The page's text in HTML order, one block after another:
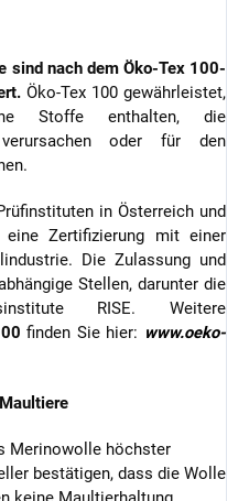
sind nach dem Öko-Tex 100-
Öko-Tex 100 gewährleistet,
Stoffe enthalten, die
oder für den
in Österreich und
Zertifizierung mit einer
Die Zulassung und
Stellen, darunter die
RISE. Weitere
finden Sie hier: www.oeko-
Merinowolle höchster
bestätigen, dass die Wolle